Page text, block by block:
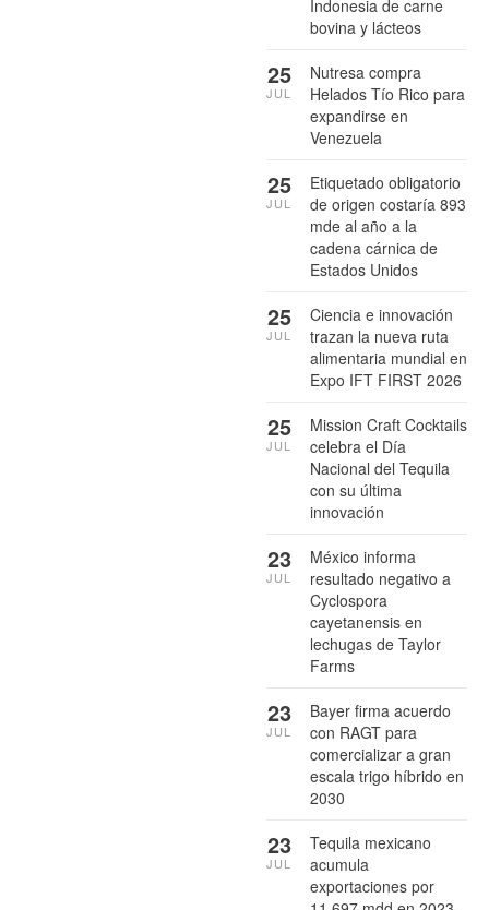
Indonesia de carne
bovina y lácteos
Nutresa compra
Helados Tío Rico para
expandirse en
Venezuela
25
JUL
Etiquetado obligatorio
de origen costaría 893
mde al año a la
cadena cárnica de
Estados Unidos
25
JUL
Ciencia e innovación
trazan la nueva ruta
alimentaria mundial en
Expo IFT FIRST 2026
25
JUL
Mission Craft Cocktails
celebra el Día
Nacional del Tequila
con su última
innovación
25
JUL
México informa
resultado negativo a
Cyclospora
cayetanensis en
lechugas de Taylor
Farms
23
JUL
Bayer firma acuerdo
con RAGT para
comercializar a gran
escala trigo híbrido en
2030
23
JUL
Tequila mexicano
acumula
exportaciones por
23
JUL